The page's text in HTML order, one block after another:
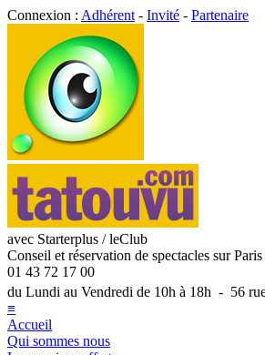
Connexion : Adhérent - Invité - Partenaire
avec Starterplus / leClub
Conseil et réservation de spectacles sur
01 43 72 17 00
du Lundi au Vendredi de 10h à 18h - 56
≡
Accueil
Qui sommes nous